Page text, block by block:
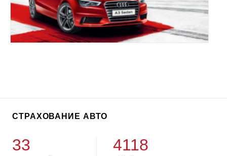
СТРАХОВАНИЕ АВТО
33 4118